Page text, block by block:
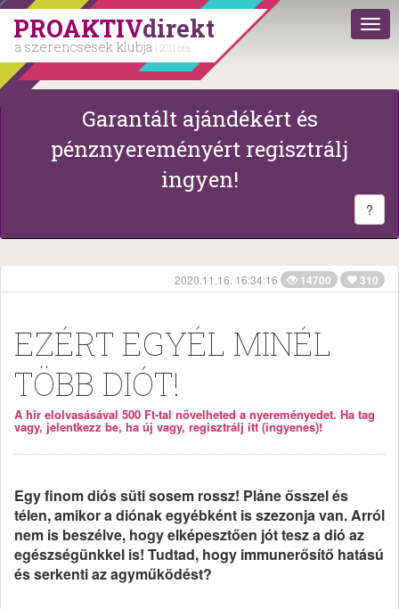
PROAKTIVdirekt
a szerencsések klubja | 2011 óta
Garantált ajándékért és
pénznyereményért regisztrálj
ingyen!
?
2020.11.16. 16:34:16 14700 310
EZÉRT EGYÉL MINÉL
TÖBB DIÓT!
A hír elolvasásával 500 Ft-tal növelheted a nyereményedet. Ha tag
vagy, jelentkezz be, ha új vagy, regisztrálj itt (ingyenes)!
Egy finom diós süti sosem rossz! Pláne ősszel és
télen, amikor a diónak egyébként is szezonja van. Arról
nem is beszélve, hogy elképesztően jót tesz a dió az
egészségünkkel is! Tudtad, hogy immunerősítő hatású
és serkenti az agyműködést?